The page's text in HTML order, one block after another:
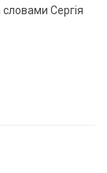
Сергія